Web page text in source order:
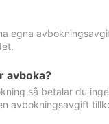
egna
avboka?
så betalar du
avbokningsavgift